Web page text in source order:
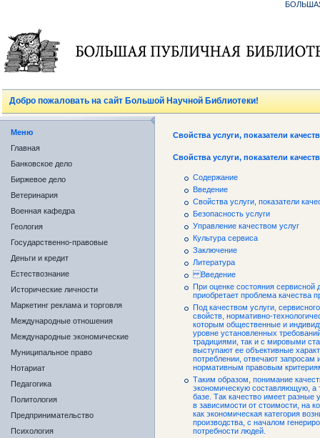
Добро пожаловать на сайт Большой Научной Библиотеки!
Меню
Главная
Банковское дело
Биржевое дело
Ветеринария
Военная кафедра
Геология
Государственно-правовые
Деньги и кредит
Естествознание
Исторические личности
Маркетинг реклама и торговля
Международные отношения
Международные экономические
Муниципальное право
Нотариат
Педагогика
Политология
Предпринимательство
Психология
Свойства услуги, показатели
Свойства услуги, показатели
Содержание
Введение
Свойства услуги, показатели
Безопасность услуги
Управление качеством услуг
Культура сервиса
Заключение
Литература
Введение
При оценке состояния сервисной
приобретает проблема качества
Под качеством услуги,
свойств, нормативно-
которым общественные и
уровне установленных
традициями, так и с мировыми
выступают ее объективные
потреблении, отвечают запросам
нормативным правовым
Таким образом, понимание
экономическую составляющую, а
базе. Так качество имеет
в зависимости от стоимости, на
как экономическая категория
производства, с началом
потребности людей.